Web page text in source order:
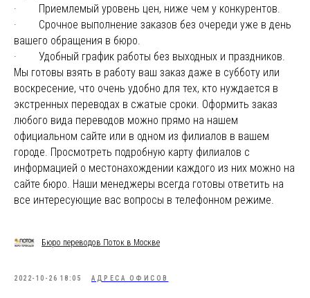
· Приемлемый уровень цен, ниже чем у конкурентов.
· Срочное выполнение заказов без очереди уже в день
вашего обращения в бюро.
· Удобный график работы без выходных и праздников.
Мы готовы взять в работу ваш заказ даже в субботу или
воскресение, что очень удобно для тех, кто нуждается в
экстренных переводах в сжатые сроки. Оформить заказ
любого вида переводов можно прямо на нашем
официальном сайте или в одном из филиалов в вашем
городе. Просмотреть подробную карту филиалов с
информацией о местонахождении каждого из них можно на
сайте бюро. Наши менеджеры всегда готовы ответить на
все интересующие вас вопросы в телефонном режиме.
Бюро переводов Поток в Москве
2022-10-26 18:05 АДРЕСА ОФИСОВ